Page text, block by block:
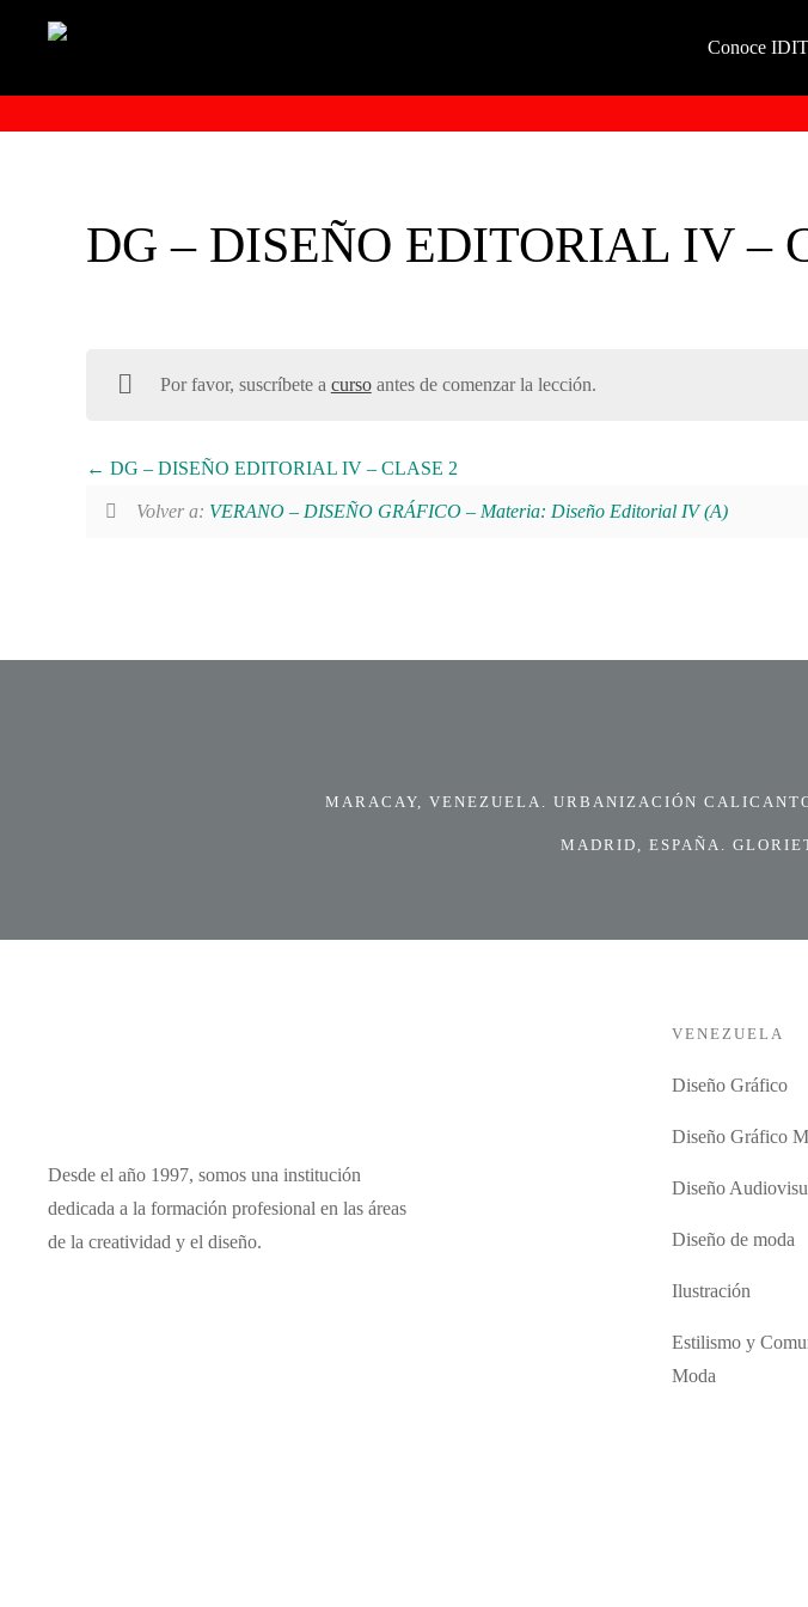
Conoce
DG – DISEÑO EDITORIAL IV –
Por favor, suscríbete a cursoantes de comenzar la lección.
DG – DISEÑO EDITORIAL IV – CLASE 2
Volver a: VERANO – DISEÑO GRÁFICO – Materia: Diseño Editorial IV (A)
MARACAY, VENEZUELA. URBANIZACIÓN
MADRID, ESPAÑA.
Desde el año 1997, somos una institución
dedicada a la formación profesional en las áreas
de la creatividad y el diseño.
VENEZUELA
Diseño Gráfico
Diseño Gráfico
Diseño
Diseño de moda
Ilustración
Estilismo y
Moda